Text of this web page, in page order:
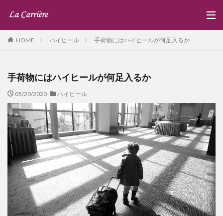
HOME ハイヒール 手荷物にはハイヒールが何足入るか
手荷物にはハイヒールが何足入るか
05/20/2020 ハイヒール